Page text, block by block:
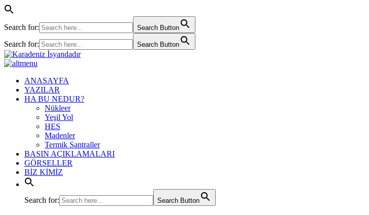
Search for: Search Button
Search for: Search Button
ANASAYFA
YAZILAR
HA BU NEDUR?
Nükleer
Yeşil Yol
HES
Madenler
Termik Santraller
BASIN AÇIKLAMALARI
GÖRSELLER
BİZ KİMİZ
Search for: Search Button